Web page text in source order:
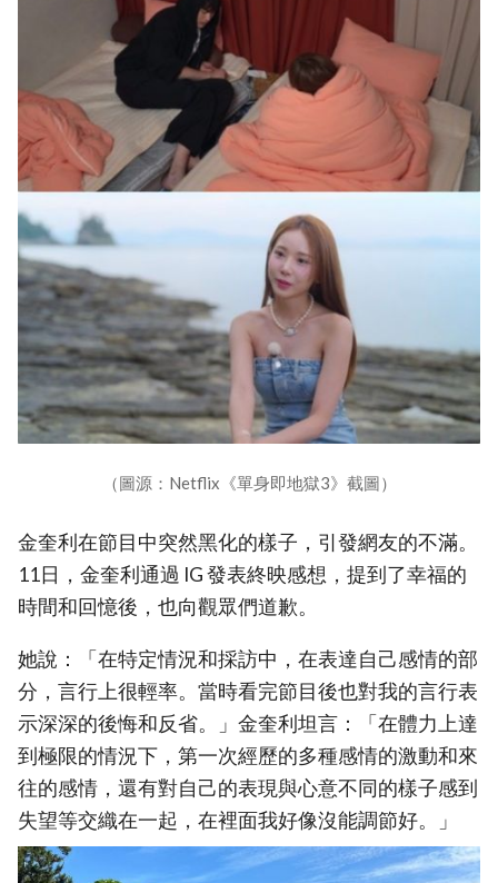
（圖源：Netflix《單身即地獄3》截圖）
金奎利在節目中突然黑化的樣子，引發網友的不滿。
11日，金奎利通過 IG 發表終映感想，提到了幸福的
時間和回憶後，也向觀眾們道歉。
她說：「在特定情況和採訪中，在表達自己感情的部
分，言行上很輕率。當時看完節目後也對我的言行表
示深深的後悔和反省。」金奎利坦言：「在體力上達
到極限的情況下，第一次經歷的多種感情的激動和來
往的感情，還有對自己的表現與心意不同的樣子感到
失望等交織在一起，在裡面我好像沒能調節好。」